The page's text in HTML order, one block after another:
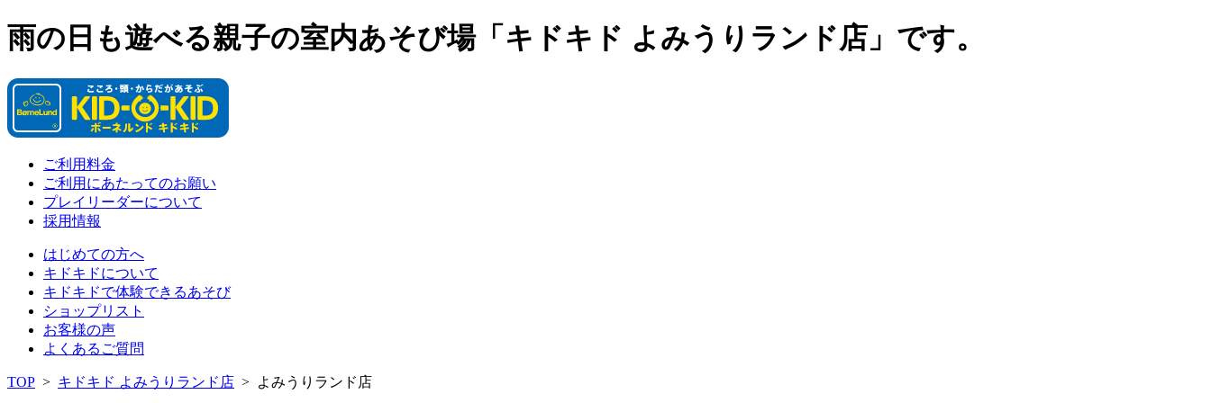
雨の日も遊べる親子の室内あそび場「キドキド よみうりランド店」です。
ご利用料金
ご利用にあたってのお願い
プレイリーダーについて
採用情報
はじめての方へ
キドキドについて
キドキドで体験できるあそび
ショップリスト
お客様の声
よくあるご質問
TOP > キドキド よみうりランド店 > よみうりランド店